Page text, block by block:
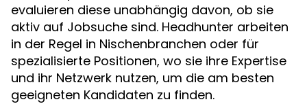
evaluieren diese unabhängig davon, ob sie
aktiv auf Jobsuche sind. Headhunter arbeiten
in der Regel in Nischenbranchen oder für
spezialisierte Positionen, wo sie ihre Expertise
und ihr Netzwerk nutzen, um die am besten
geeigneten Kandidaten zu finden.